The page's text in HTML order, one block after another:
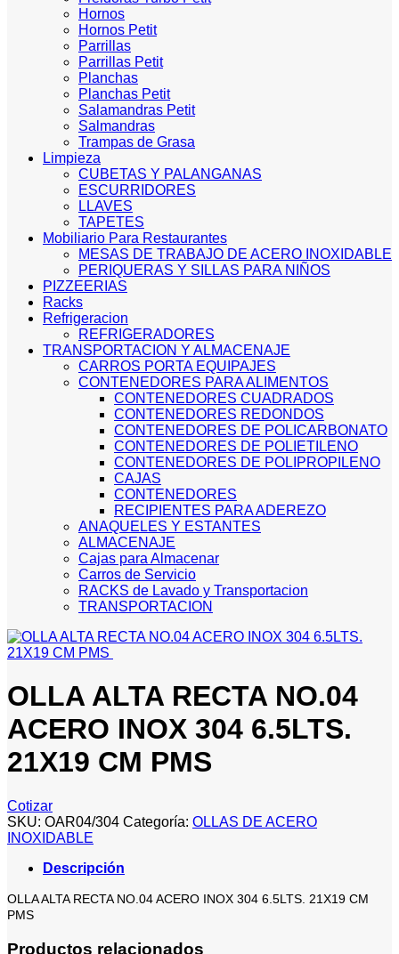
Hornos
Hornos Petit
Parrillas
Parrillas Petit
Planchas
Planchas Petit
Salamandras Petit
Salmandras
Trampas de Grasa
Limpieza
CUBETAS Y PALANGANAS
ESCURRIDORES
LLAVES
TAPETES
Mobiliario Para Restaurantes
MESAS DE TRABAJO DE ACERO INOXIDABLE
PERIQUERAS Y SILLAS PARA NIÑOS
PIZZEERIAS
Racks
Refrigeracion
REFRIGERADORES
TRANSPORTACION Y ALMACENAJE
CARROS PORTA EQUIPAJES
CONTENEDORES PARA ALIMENTOS
CONTENEDORES CUADRADOS
CONTENEDORES REDONDOS
CONTENEDORES DE POLICARBONATO
CONTENEDORES DE POLIETILENO
CONTENEDORES DE POLIPROPILENO
CAJAS
CONTENEDORES
RECIPIENTES PARA ADEREZO
ANAQUELES Y ESTANTES
ALMACENAJE
Cajas para Almacenar
Carros de Servicio
RACKS de Lavado y Transportacion
TRANSPORTACION
OLLA ALTA RECTA NO.04
ACERO INOX 304 6.5LTS.
21X19 CM PMS
Cotizar
SKU: OAR04/304 Categoría: OLLAS DE ACERO
INOXIDABLE
Descripción
OLLA ALTA RECTA NO.04 ACERO INOX 304 6.5LTS. 21X19 CM
PMS
Productos relacionados